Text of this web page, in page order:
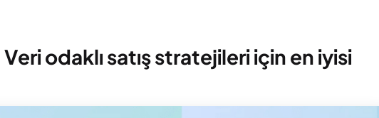
Veri odaklı satış stratejileri için en iyisi